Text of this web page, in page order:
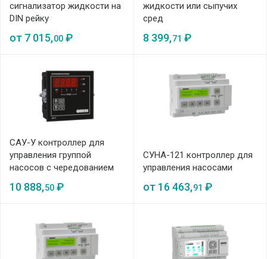
сигнализатор жидкости на
DIN рейку
от 7 015,00 ₽
жидкости или сыпучих
сред
8 399,71 ₽
САУ-У контроллер для
управления группой
насосов с чередованием
10 888,50 ₽
СУНА-121 контроллер для
управления насосами
от 16 463,91 ₽